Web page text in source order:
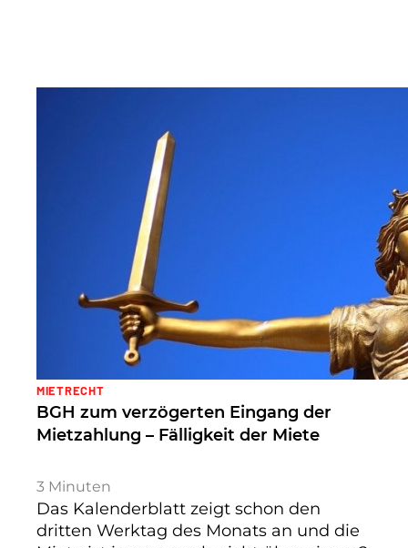
MIETRECHT
BGH zum verzögerten Eingang der
Mietzahlung – Fälligkeit der Miete
3 Minuten
Das Kalenderblatt zeigt schon den
dritten Werktag des Monats an und die